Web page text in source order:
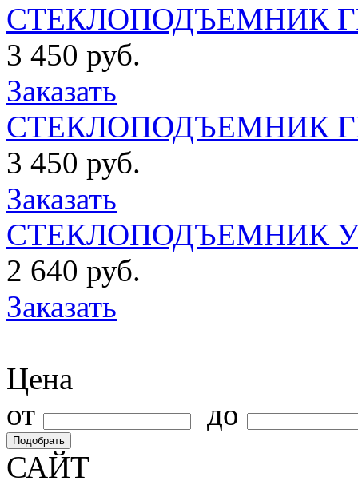
СТЕКЛОПОДЪЕМНИК
3 450 руб.
Заказать
СТЕКЛОПОДЪЕМНИК
3 450 руб.
Заказать
СТЕКЛОПОДЪЕМНИК
2 640 руб.
Заказать
Цена
от
до
Подобрать
САЙТ